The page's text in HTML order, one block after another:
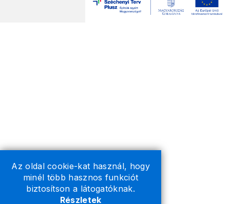
Az oldal cookie-kat használ, hogy
minél több hasznos funkciót
biztosítson a látogatóknak.
Részletek